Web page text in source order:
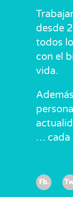
desde
todos
con el
vida.
… cada
Fb.